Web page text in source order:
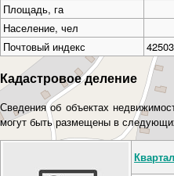
Площадь, га
Население, чел
Почтовый индекс
Кадастровое деление
Сведения об объектах
могут быть размещены в